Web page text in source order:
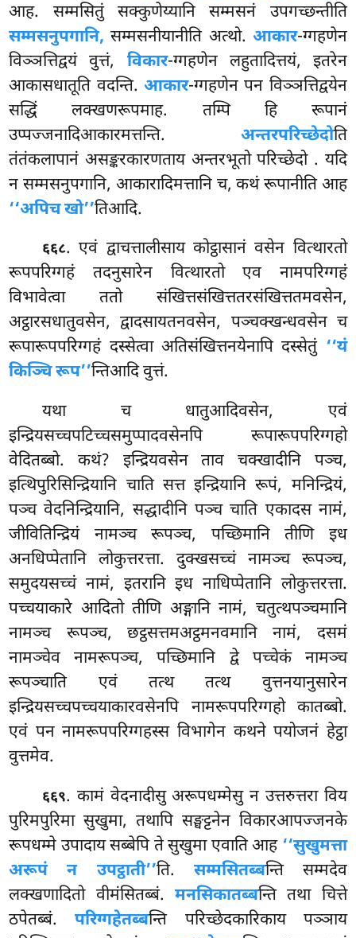
आह. सम्मसितुं सक्कुणेय्यानि सम्मसनं उपगच्छन्तीति
सम्मसनुपगानि, सम्मसनीयानीति अत्थो. आकार-ग्गहणेन
विञ्ञत्तिद्वयं वुत्तं, विकार-ग्गहणेन लहुतादित्तयं, इतरेन
आकासधातूति वदन्ति. आकार-ग्गहणेन पन विञ्ञत्तिद्वयेन
सद्धिं लक्खणरूपमाह. तम्पि हि रूपानं
उप्पज्जनादिआकारमत्तन्ति. अन्तरपरिच्छेदोति
तंतंकलापानं असङ्करकारणताय अन्तरभूतो परिच्छेदो . यदि
न सम्मसनुपगानि, आकारादिमत्तानि च, कथं रूपानीति आह
‘‘अपिच खो’’तिआदि.
६६८. एवं द्वाचत्तालीसाय कोट्ठासानं वसेन वित्थारतो
रूपपरिग्गहं तदनुसारेन वित्थारतो एव नामपरिग्गहं
विभावेत्वा ततो संखित्तसंखित्ततरसंखित्ततमवसेन,
अट्ठारसधातुवसेन, द्वादसायतनवसेन, पञ्चक्खन्धवसेन च
रूपारूपपरिग्गहं दस्सेत्वा अतिसंखित्तनयेनापि दस्सेतुं ‘‘यं
किञ्चि रूप’’न्तिआदि वुत्तं.
यथा च धातुआदिवसेन, एवं
इन्द्रियसच्चपटिच्चसमुप्पादवसेनपि रूपारूपपरिग्गहो
वेदितब्बो. कथं? इन्द्रियवसेन ताव चक्खादीनि पञ्च,
इत्थिपुरिसिन्द्रियानि चाति सत्त इन्द्रियानि रूपं, मनिन्द्रियं,
पञ्च वेदनिन्द्रियानि, सद्धादीनि पञ्च चाति एकादस नामं,
जीवितिन्द्रियं नामञ्च रूपञ्च, पच्छिमानि तीणि इध
अनधिप्पेतानि लोकुत्तरत्ता. दुक्खसच्चं नामञ्च रूपञ्च,
समुदयसच्चं नामं, इतरानि इध नाधिप्पेतानि लोकुत्तरत्ता.
पच्चयाकारे आदितो तीणि अङ्गानि नामं, चतुत्थपञ्चमानि
नामञ्च रूपञ्च, छट्ठसत्तमअट्ठमनवमानि नामं, दसमं
नामञ्चेव नामरूपञ्च, पच्छिमानि द्वे पच्चेकं नामञ्च
रूपञ्चाति एवं तत्थ तत्थ वुत्तनयानुसारेन
इन्द्रियसच्चपच्चयाकारवसेनपि नामरूपपरिग्गहो कातब्बो.
एवं पन नामरूपपरिग्गहस्स विभागेन कथने पयोजनं हेट्ठा
वुत्तमेव.
६६९. कामं वेदनादीसु अरूपधम्मेसु न उत्तरुत्तरा विय
पुरिमपुरिमा सुखुमा, तथापि सङ्घट्टनेन विकारआपज्जनके
रूपधम्मे उपादाय सब्बेपि ते सुखुमा एवाति आह ‘‘सुखुमत्ता
अरूपं न उपट्ठाती’’ति. सम्मसितब्बन्ति सम्मदेव
लक्खणादितो वीमंसितब्बं. मनसिकातब्बन्ति तथा चित्ते
ठपेतब्बं.परिग्गहेतब्बन्ति परिच्छेदकारिकाय पञ्ञाय